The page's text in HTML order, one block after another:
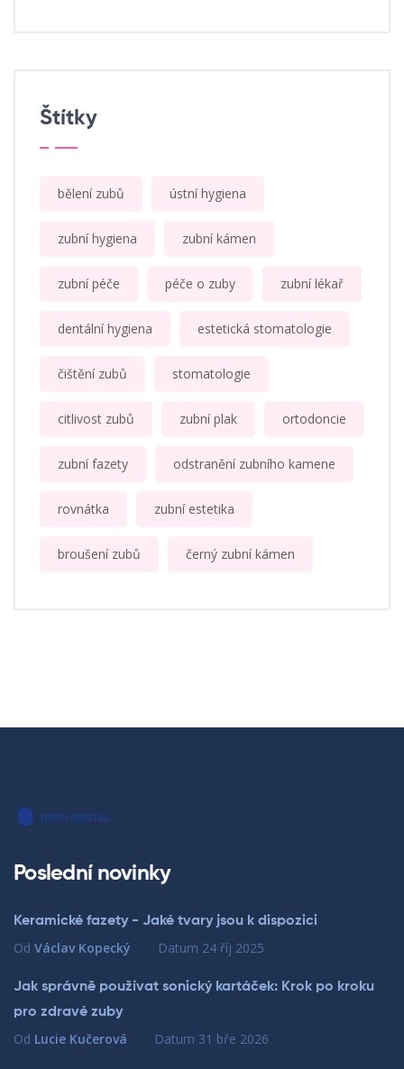
Štítky
bělení zubů ústní hygiena
zubní hygiena zubní kámen
zubní péče péče o zuby zubní lékař
dentální hygiena estetická stomatologie
čištění zubů stomatologie
citlivost zubů zubní plak ortodoncie
zubní fazety odstranění zubního kamene
rovnátka zubní estetika
broušení zubů černý zubní kámen
Poslední novinky
Keramické fazety - Jaké tvary jsou k dispozici
Od Václav Kopecký Datum 24 říj 2025
Jak správně používat sonický kartáček: Krok po kroku
pro zdravé zuby
Od Lucie Kučerová Datum 31 bře 2026